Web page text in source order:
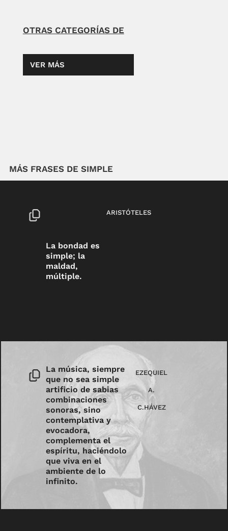
OTRAS CATEGORÍAS DE
VER MÁS
MÁS FRASES DE SIMPLE
La bondad es
simple; la
maldad,
múltiple.
ARISTÓTELES
La música, siempre
que no sea simple
artificio de sabias
combinaciones
sonoras, sino
contemplativa y
evocadora,
complementa el
espíritu, haciéndolo
que viva en el
ambiente de lo
infinito.
EZEQUIEL
A.
C.HÁVEZ